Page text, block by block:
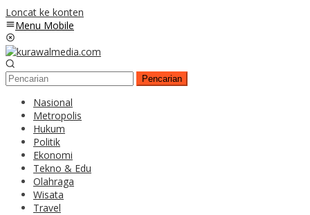
Loncat ke konten
Menu Mobile
Pencarian
Nasional
Metropolis
Hukum
Politik
Ekonomi
Tekno & Edu
Olahraga
Wisata
Travel